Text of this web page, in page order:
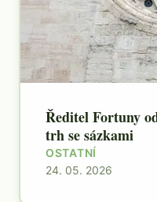
Ředitel Fortuny
trh se sázkami
OSTATNÍ
24. 05. 2026